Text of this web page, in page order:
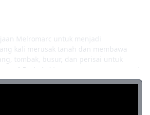
Melromarc untuk menjadi
kali merusak tanah dan membawa
tombak, busur, dan perisai untuk
Berbekal hanya perisai yang sangat
ofensifnya yang lemah dan